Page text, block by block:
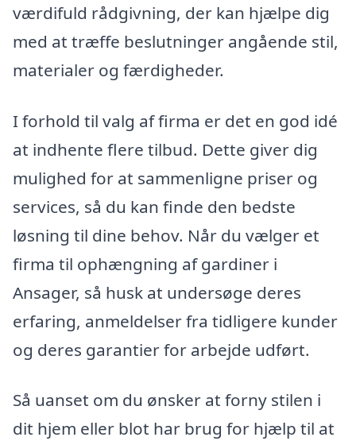
værdifuld rådgivning, der kan hjælpe dig
med at træffe beslutninger angående stil,
materialer og færdigheder.
I forhold til valg af firma er det en god idé
at indhente flere tilbud. Dette giver dig
mulighed for at sammenligne priser og
services, så du kan finde den bedste
løsning til dine behov. Når du vælger et
firma til ophængning af gardiner i
Ansager, så husk at undersøge deres
erfaring, anmeldelser fra tidligere kunder
og deres garantier for arbejde udført.
Så uanset om du ønsker at forny stilen i
dit hjem eller blot har brug for hjælp til at